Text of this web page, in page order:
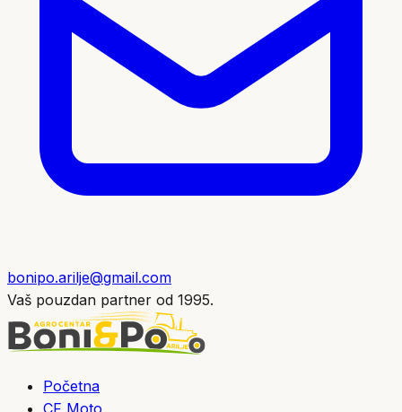
bonipo.arilje@gmail.com
Vaš pouzdan partner od 1995.
Početna
CF Moto